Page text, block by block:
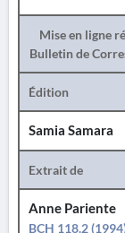
Mise en ligne
Bulletin de
Édition
Samia Samara
Extrait de
Anne Pariente
BCH 118.2